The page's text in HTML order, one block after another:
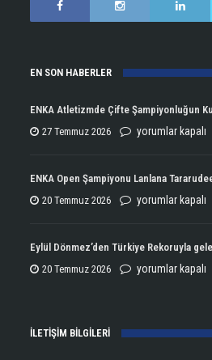
EN SON HABERLER
ENKA Atletizmde Çifte Şampiyonluğun
27 Temmuz 2026
ENKA
Çifte
Şampiyonluğun
yorumlar kapalı
ENKA Open Şampiyonu Lanlana
20 Temmuz 2026
ENKA
Şampiyonu
Lanlana
yorumlar kapalı
Eylül Dönmez’den Türkiye Rekoruyla
20 Temmuz 2026
Eylül
Rekoruyla
yorumlar kapalı
İLETİŞİM BİLGİLERİ